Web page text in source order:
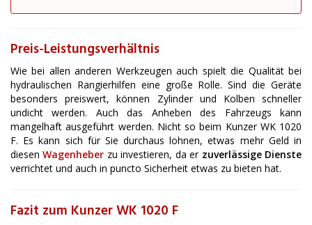
Preis-Leistungsverhältnis
Wie bei allen anderen Werkzeugen auch spielt die Qualität bei
hydraulischen Rangierhilfen eine große Rolle. Sind die Geräte
besonders preiswert, können Zylinder und Kolben schneller
undicht werden. Auch das Anheben des Fahrzeugs kann
mangelhaft ausgeführt werden. Nicht so beim Kunzer WK 1020
F. Es kann sich für Sie durchaus lohnen, etwas mehr Geld in
diesenWagenheber zu investieren, da er zuverlässige Dienste
verrichtet und auch in puncto Sicherheit etwas zu bieten hat.
Fazit zum Kunzer WK 1020 F